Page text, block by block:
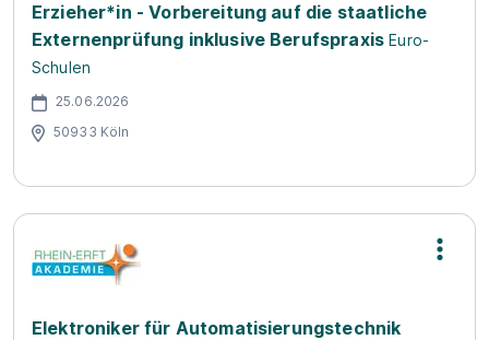
Erzieher*in - Vorbereitung auf die staatliche
Externenprüfung inklusive Berufspraxis Euro-
Schulen
25.06.2026
50933 Köln
Elektroniker für Automatisierungstechnik